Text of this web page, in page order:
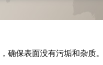
保表面没有污垢和杂质